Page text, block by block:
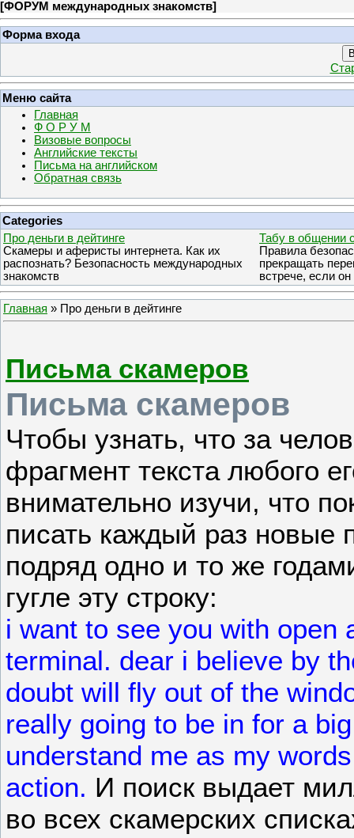
[ФОРУМ международных знакомств]
Форма входа
Меню сайта
Главная
Ф О Р У М
Визовые вопросы
Английские тексты
Письма на английском
Обратная связь
Categories
Про деньги в дейтинге
Скамеры и аферисты интернета. Как их
распознать? Безопасность международных
знакомств
Табу в общении
Правила
прекращать
встрече, если
Главная » Про деньги в дейтинге
Письма скамеров
Письма скамеров
Чтобы узнать, что за
фрагмент текста любого
внимательно изучи, что
писать каждый раз новые
подряд одно и то же
гугле эту строку:
i want to see you with open
terminal. dear i believe by
doubt will fly out of the
really going to be in for a
understand me as my
action. И поиск выдает
во всех скамерских